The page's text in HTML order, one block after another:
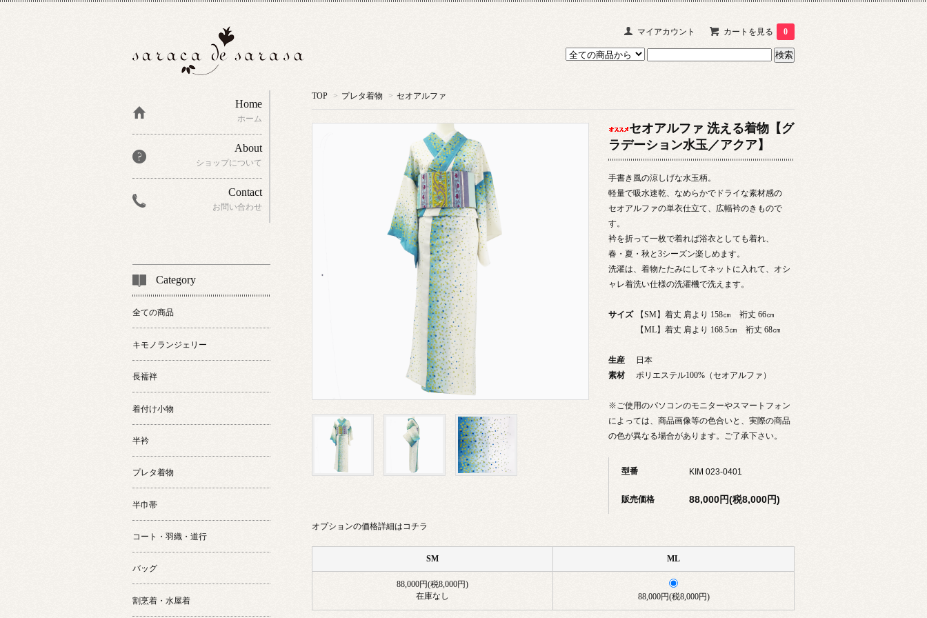
マイアカウント カートを見る 0
TOP > プレタ着物 > セオアルファ
セオアルファ 洗える着物【グ
ラデーション水玉／アクア】
手書き風の涼しげな水玉柄。
軽量で吸水速乾、なめらかでドライな素材感の
セオアルファの単衣仕立て、広幅衿のきもので
す。
衿を折って一枚で着れば浴衣としても着れ、
春・夏・秋と3シーズン楽しめます。
洗濯は、着物たたみにしてネットに入れて、オシ
ャレ着洗い仕様の洗濯機で洗えます。
サイズ
【SM】着丈 肩より 158㎝ 裄丈 66㎝
【ML】着丈 肩より 168.5㎝ 裄丈 68㎝
生産
日本
素材
ポリエステル100%（セオアルファ）
※ご使用のパソコンのモニターやスマートフォン
によっては、商品画像等の色合いと、実際の商品
の色が異なる場合があります。ご了承下さい。
型番 KIM 023-0401
販売価格 88,000円(税8,000円)
オプションの価格詳細はコチラ
SM ML
88,000円(税8,000円)
在庫なし
88,000円(税8,000円)
Home
ホーム
About
ショップについて
Contact
お問い合わせ
Category
全ての商品
キモノランジェリー
長襦袢
着付け小物
半衿
プレタ着物
半巾帯
コート・羽織・道行
バッグ
割烹着・水屋着